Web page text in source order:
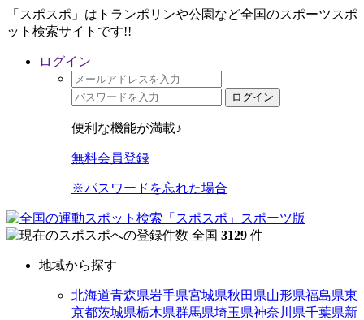
「スポスポ」はトランポリンや公園など全国のスポーツスポ
ット検索サイトです!!
ログイン
ログイン
便利な機能が満載♪
無料会員登録
※パスワードを忘れた場合
全国 3129 件
地域から探す
北海道青森県岩手県宮城県秋田県山形県福島県東
京都茨城県栃木県群馬県埼玉県神奈川県千葉県新